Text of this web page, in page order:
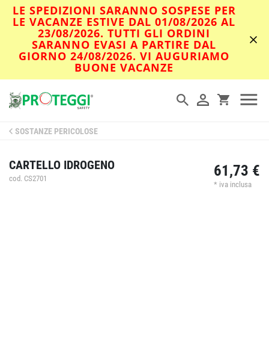
LE SPEDIZIONI SARANNO SOSPESE PER
LE VACANZE ESTIVE DAL 01/08/2026 AL
23/08/2026. TUTTI GLI ORDINI
SARANNO EVASI A PARTIRE DAL
GIORNO 24/08/2026. VI AUGURIAMO
BUONE VACANZE
SOSTANZE PERICOLOSE
CARTELLO IDROGENO
cod. CS2701 61,73 €
* iva inclusa